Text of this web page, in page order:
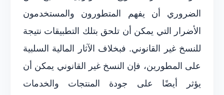
الضروري أن يفهم المتطورون والمستخدمون
الأضرار التي يمكن أن تلحق بتلك التطبيقات نتيجة
للنسخ غير القانوني. فبخلاف الآثار المالية السلبية
على المطورين، فإن النسخ غير القانوني يمكن أن
يؤثر أيضًا على جودة المنتجات والخدمات